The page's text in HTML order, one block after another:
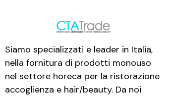
Siamo specializzati e leader in Italia,
nella fornitura di prodotti monouso
nel settore horeca per la ristorazione
accoglienza e hair/beauty. Da noi